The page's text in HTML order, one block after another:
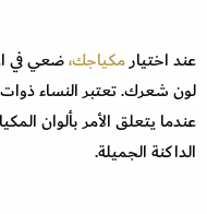
عند اختيارمكياجك،ضعي في
لون شعرك. تعتبر النساء ذوات
عندما يتعلق الأمر بألوان
الداكنة الجميلة.